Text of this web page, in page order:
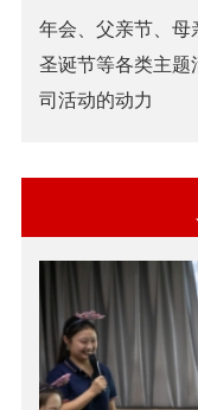
年会、父亲节、母
圣诞节等各类主题
司活动的动力